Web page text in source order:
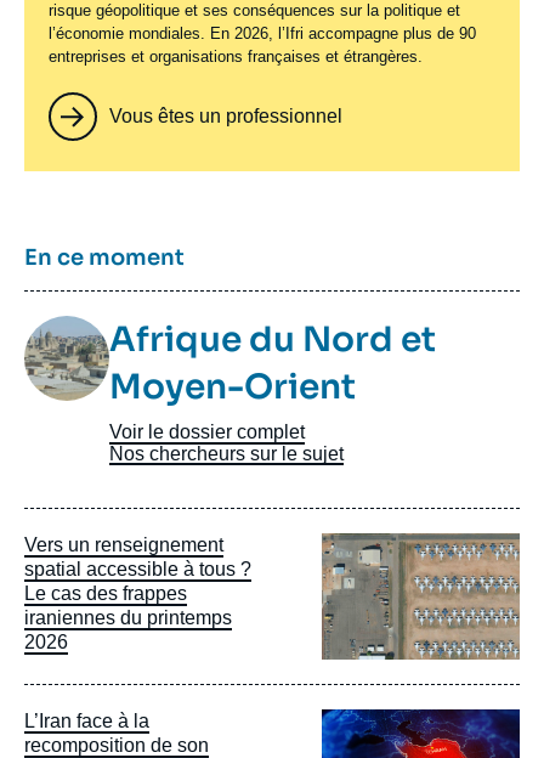
risque géopolitique et ses conséquences sur la politique et
l’économie mondiales. En 2026, l’Ifri accompagne plus de 90
entreprises et organisations françaises et étrangères.
Vous êtes un professionnel
Titre
En ce moment
Image
TaxonomieAfrique du Nord et
Moyen-Orient
Voir le dossier complet
Nos chercheurs sur le sujet
Vers un renseignement
spatial accessible à tous ?
Le cas des frappes
iraniennes du printemps
2026
Image
principale
L’Iran face à la
recomposition de son
Image
principale